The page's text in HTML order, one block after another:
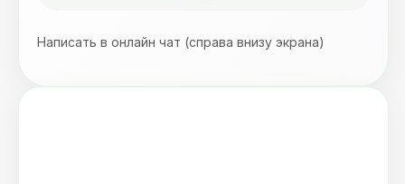
Написать в онлайн чат (справа внизу экрана)